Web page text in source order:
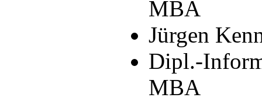
MBA
Jürgen
Dipl.-
MBA